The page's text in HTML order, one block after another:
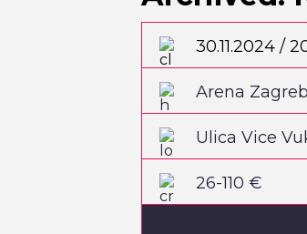
30.11.2024 /
Arena Zagreb
Ulica Vice
26-110 €